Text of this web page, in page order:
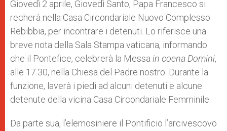
p e
r
k
Giovedì 2 aprile, Giovedì Santo, Papa Francesco si
recherà nella Casa Circondariale Nuovo Complesso
Rebibbia, per incontrare i detenuti. Lo riferisce una
breve nota della Sala Stampa vaticana, informando
che il Pontefice, celebrerà la Messa in coena Domini,
alle 17.30, nella Chiesa del Padre nostro. Durante la
funzione, laverà i piedi ad alcuni detenuti e alcune
detenute della vicina Casa Circondariale Femminile.
Da parte sua, l’elemosiniere il Pontificio l’arcivescovo